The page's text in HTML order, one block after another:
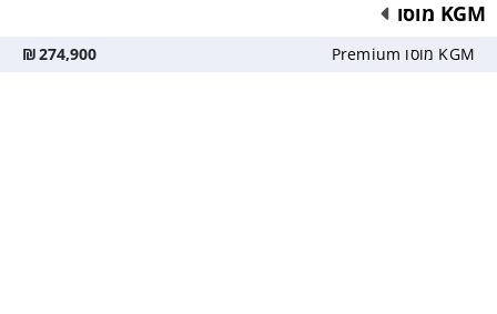
KGM מוסו
KGM מוסו Premium 274,900
₪